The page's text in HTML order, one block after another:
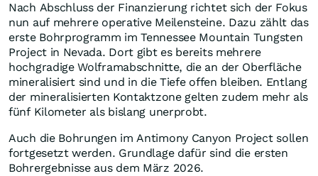
Nach Abschluss der Finanzierung richtet sich der Fokus
nun auf mehrere operative Meilensteine. Dazu zählt das
erste Bohrprogramm im Tennessee Mountain Tungsten
Project in Nevada. Dort gibt es bereits mehrere
hochgradige Wolframabschnitte, die an der Oberfläche
mineralisiert sind und in die Tiefe offen bleiben. Entlang
der mineralisierten Kontaktzone gelten zudem mehr als
fünf Kilometer als bislang unerprobt.
Auch die Bohrungen im Antimony Canyon Project sollen
fortgesetzt werden. Grundlage dafür sind die ersten
Bohrergebnisse aus dem März 2026.